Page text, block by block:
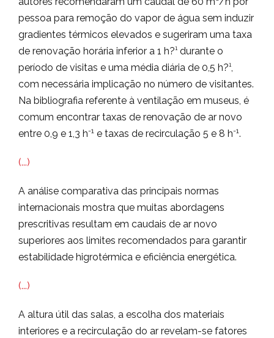
pessoa para remoção do vapor de água sem induzir
gradientes térmicos elevados e sugeriram uma taxa
de renovação horária inferior a 1 h?¹ durante o
período de visitas e uma média diária de 0,5 h?¹,
com necessária implicação no número de visitantes.
Na bibliografia referente à ventilação em museus, é
comum encontrar taxas de renovação de ar novo
entre 0,9 e 1,3 h-1 e taxas de recirculação 5 e 8 h-1.
(...)
A análise comparativa das principais normas
internacionais mostra que muitas abordagens
prescritivas resultam em caudais de ar novo
superiores aos limites recomendados para garantir
estabilidade higrotérmica e eficiência energética.
(...)
A altura útil das salas, a escolha dos materiais
interiores e a recirculação do ar revelam-se fatores